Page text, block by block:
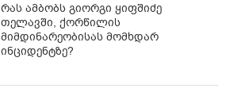
რას ამბობს გიორგი ყიფშიძე
თელავში, ქორწილის
მიმდინარეობისას მომხდარ
ინციდენტზე?